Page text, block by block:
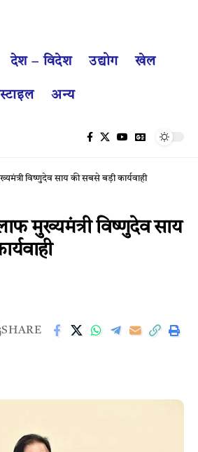
देश – विदेश उद्योग खेल
अन्य
विष्णुदेव साय की सबसे बड़ी कार्यवाही
मुख्यमंत्री विष्णुदेव साय
SHARE